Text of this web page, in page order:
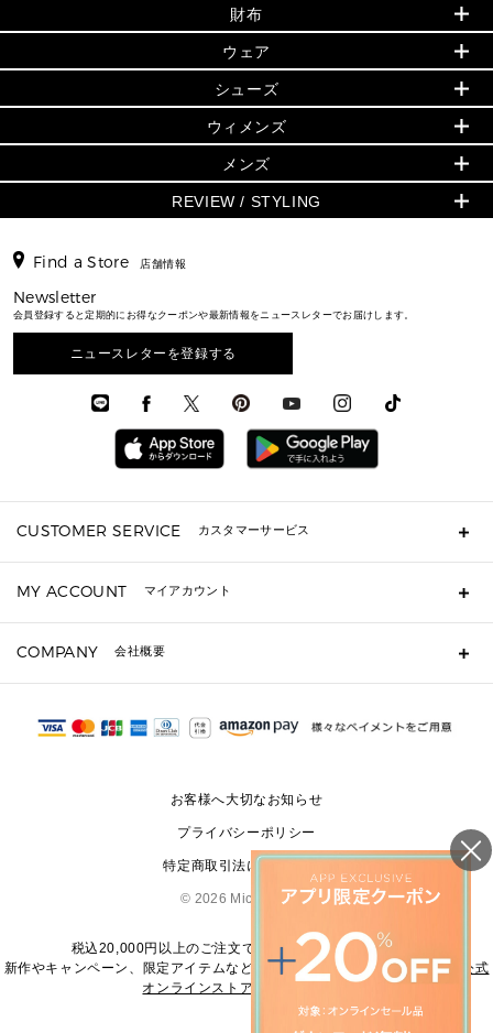
小物
シューズ・靴
ウェア
アクセサリー
時計
▶ メンズ
バッグ
時計
追加アイテム
▶ ウィメンズすべて(ウェア・シューズ除く)
バッグ
財布・小物
ウェア
シューズ
時計・ジュエリー
メンズ バッグ
メンズ 財布・小物
メンズ ウェア
メンズ 時計・その他
▶ すべて
▶ ウィメンズすべて
財布・小物
アクセサリー
フレグランス
シューズ
メンズ財布・小物
メンズアクセサリー
メンズシューズ
メンズウェア
人気の定番アイテム
日本限定 - バッグ
▶ ウィメンズすべて
トートバッグ
ショルダーバッグ
クロスボディ・斜め掛け
3 IN 1 / 2 IN 1 バッグ
▶ メンズすべて
財布
日本限定 - 財布・小物
▶ ウィメンズすべて
GREENWICH
折り財布(二つ折り・三つ折り)
長財布
お財布レビュー ▸
ウェア
▶ ウィメンズすべて
トップス
スカート・パンツ
ジャケット・アウター
シューズ
▶ ウィメンズすべて
サンダル
スニーカー
ウィメンズ
人気の定番アイテム
▶ ウィメンズすべて
▶ バッグすべて
通勤・通学アイテム
▶ 財布すべて
ミニ財布・フラグメントケース
折り財布(二つ折り・三つ折り)
長財布
▶ 小物すべて
キーケース
定期ケース・カードケース・名刺入れ
ポーチ
サンダル
パンプス・フラット
▶ アクセサリー(チャーム・ストラップ・サングラス)
▶ 時計
▶ ジュエリー
メンズ
▶ メンズすべて
シューズ・靴
ウェア
REVIEW / STYLING
エディターレビュー
Find a Store 店舗情報
Newsletter
会員登録すると定期的にお得なクーポンや最新情報をニュースレターでお届けします。
ニュースレターを登録する
CUSTOMER SERVICE カスタマーサービス
ギフト用にラッピングができますか？
ショッピングバッグを購入商品分送ってもらえますか？
注文後に完了メールが受信できないのですが？
サイズ交換はできますか？
MY ACCOUNT マイアカウント
COMPANY 会社概要
会社概要
お客様へ大切なお知らせ
プライバシーポリシー
特定商取引法に基づく表記
© 2026 Michael Kors
税込20,000円以上のご注文で送料無料にてお届けします
新作やキャンペーン、限定アイテムなどの最新情報は、 マイケル・コース公式
オンラインストア